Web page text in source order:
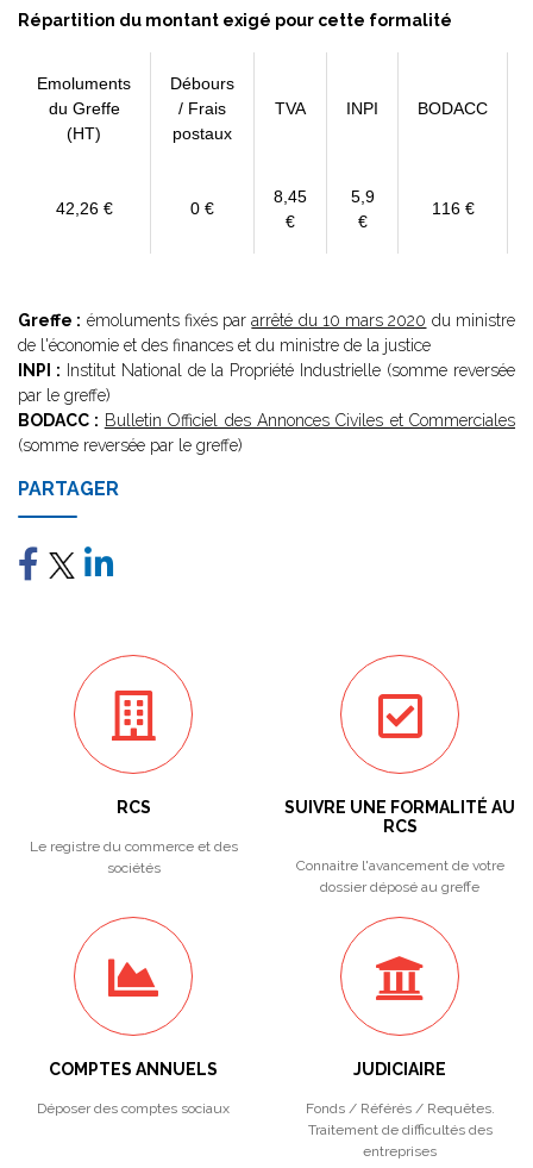
Répartition du montant exigé pour cette formalité
Emoluments
du Greffe
(HT)
Débours
/ Frais
postaux
TVA INPI BODACC
42,26 € 0 €
8,45
€
5,9
€
116 €
Greffe : émoluments fixés pararrêté du 10 mars 2020 du ministre
de l'économie et des finances et du ministre de la justice
INPI : Institut National de la Propriété Industrielle (somme reversée
par le greffe)
BODACC : Bulletin Officiel des Annonces Civiles et Commerciales
(somme reversée par le greffe)
PARTAGER
RCS
Le registre du commerce et des
sociétés
SUIVRE UNE FORMALITÉ AU
RCS
Connaitre l'avancement de votre
dossier déposé au greffe
COMPTES ANNUELS
Déposer des comptes sociaux
JUDICIAIRE
Fonds / Référés / Requêtes.
Traitement de difficultés des
entreprises